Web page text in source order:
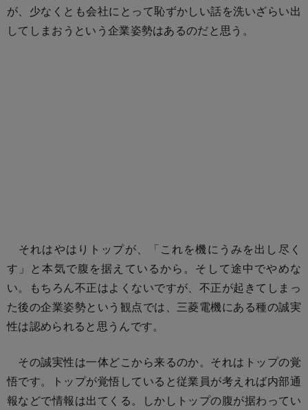
が、少なくとも会社にとって恥ずかしい話を洗いざらい出
してしまおうという企業姿勢はあるのだと思う。
それはやはりトップが、「これを機にうみを出し尽く
す」と本気で腹を据えているから。そして途中でやめな
い。もちろん不正はよくないですが、不正が起きてしまっ
た後の企業姿勢という観点では、三菱電機にある種の誠実
性は認められると思うんです。
その誠実性は一体どこから来るのか。それはトップの覚
悟です。トップが覚悟していると従業員が考えれば内部通
報などで情報は出てくる。しかしトップの腹が据わってい